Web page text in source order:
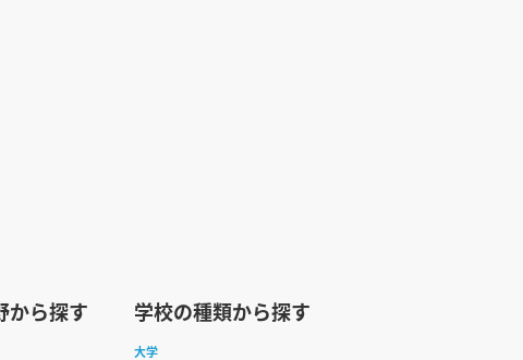
から探す
学校の種類から探す
大学